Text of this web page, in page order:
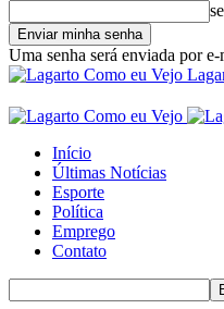
Uma senha será enviada por
Início
Últimas Notícias
Esporte
Política
Emprego
Contato